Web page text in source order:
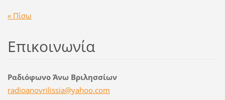
« Πίσω
Επικοινωνία
Ραδιόφωνο Άνω Βριλησσίων
radioanovrilissia@yahoo.com